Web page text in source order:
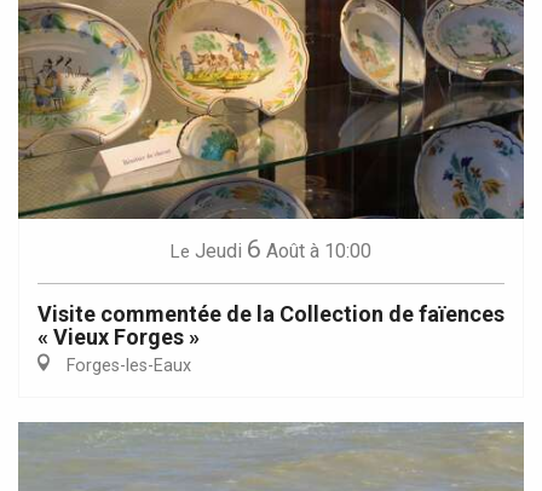
Le Jeudi 6 Août à 10:00
Visite commentée de la Collection de faïences
« Vieux Forges »
Forges-les-Eaux